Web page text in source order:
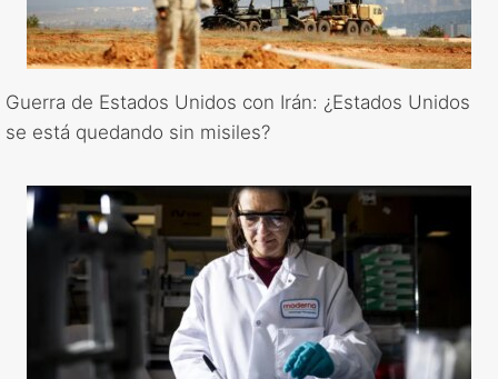
Guerra de Estados Unidos con Irán: ¿Estados Unidos
se está quedando sin misiles?